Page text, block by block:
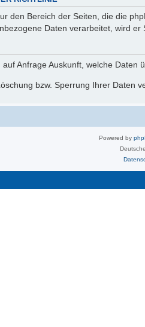
den Bereich der Seiten, die die
Daten verarbeitet, wird
Anfrage Auskunft, welche Daten
bzw. Sperrung Ihrer Daten
Powered by